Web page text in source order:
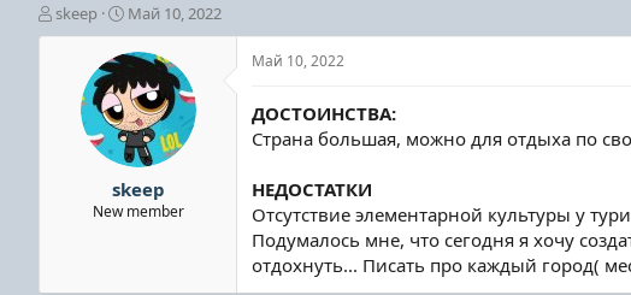
А
в
skeep
Д
а
т
а
н
а
ч
а
л
а
Май 10, 2022
skeep
New member
Май 10, 2022
ДОСТОИНСТВА:
Страна большая, можно для отдыха по
НЕДОСТАТКИ
Отсутствие элементарной культуры у
Подумалось мне, что сегодня я хочу
отдохнуть... Писать про каждый город(